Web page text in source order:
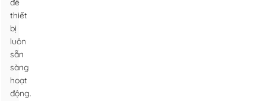
để
thiết
bị
luôn
sẵn
sàng
hoạt
động.